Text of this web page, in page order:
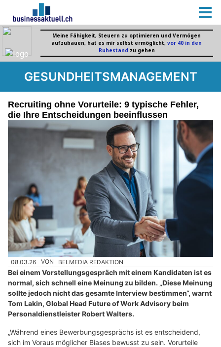
GESUNDHEITSMANAGEMENT
Recruiting ohne Vorurteile: 9 typische Fehler,
die Ihre Entscheidungen beeinflussen
08.03.26 VON BELMEDIA REDAKTION
Bei einem Vorstellungsgespräch mit einem Kandidaten ist es
normal, sich schnell eine Meinung zu bilden. „Diese Meinung
sollte jedoch nicht das gesamte Interview bestimmen“, warnt
Tom Lakin, Global Head Future of Work Advisory beim
Personaldienstleister Robert Walters.
„Während eines Bewerbungsgesprächs ist es entscheidend,
sich im Voraus möglicher Biases bewusst zu sein. Vorurteile